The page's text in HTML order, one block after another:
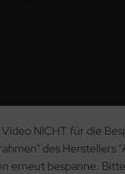
NICHT für die
des
erneut bespanne.